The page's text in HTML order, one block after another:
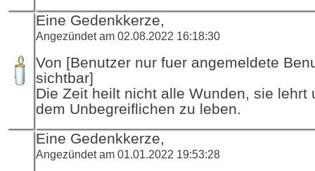
Eine Gedenkkerze,
Angezündet am 02.08.2022 16:18:30
Von [Benutzer nur fuer angemeldete
sichtbar]
Die Zeit heilt nicht alle Wunden, sie lehrt
dem Unbegreiflichen zu leben.
Eine Gedenkkerze,
Angezündet am 01.01.2022 19:53:28